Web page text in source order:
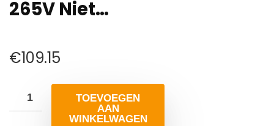
265V Niet…
€109.15
TOEVOEGEN
AAN
WINKELWAGEN